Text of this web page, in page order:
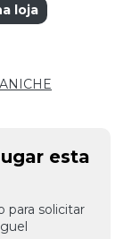
loja
esta
para solicitar